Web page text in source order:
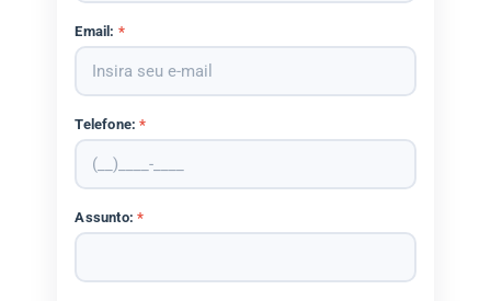
Email: *
Telefone:*
Assunto:*